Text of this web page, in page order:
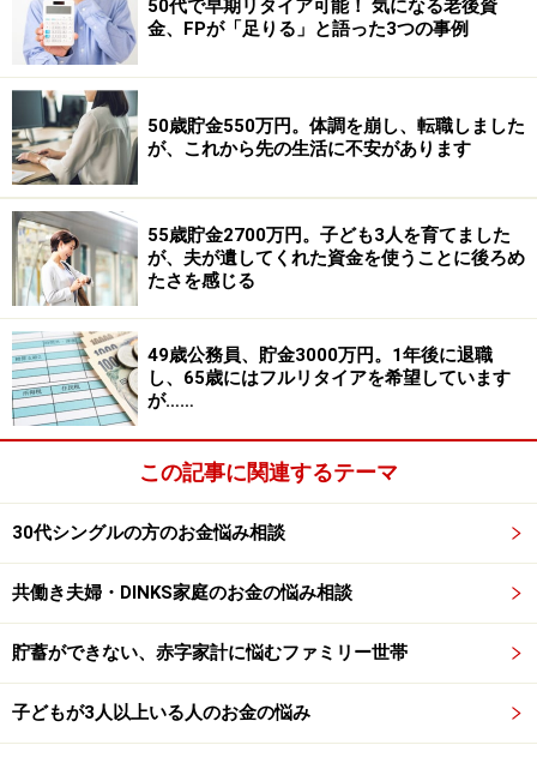
で勤めております。おそらく税込み年収500万円ぐらい
だと思います。現役時代は年収1500万円ぐらいだったと
思います。
私は専門職で、固定で毎月税込み30万円とインセンティ
ブが入りますので変動は激しいですが、だいたい手取り
30万～80万円ぐらい、税込み年収にしますと950万円か
ら1000万円だと思います。定年は65歳です。70歳ぐらい
まで延長可能です。退職金は不明ですがあるとは思いま
す。
ここからが相談の本題です。
私はもともと身体が丈夫でなく、若いときから病気がち
ではありましたが、仕事は頑張って続けてまいりまし
た。昨年進行性の難病になってしまいました。現在は月
に一度、3日～1週間入院して治療を受けておりますが、
治る病気ではありません。この治療がいつまで続くかは
不明です。そんなには長生きできない病気だとは思いま
す。
退職してゆっくり静養するべきだとは思いますが、何年
生きられるかわからないとはいえ、この蓄えで老後一人
50代で早期リタイア可能！ 気になる老後資
金、FPが「足りる」と語った3つの事例
50歳貯金550万円。体調を崩し、転職しました
が、これから先の生活に不安があります
55歳貯金2700万円。子ども3人を育てました
が、夫が遺してくれた資金を使うことに後ろめ
たさを感じる
49歳公務員、貯金3000万円。1年後に退職
し、65歳にはフルリタイアを希望しています
が……
この記事に関連するテーマ
30代シングルの方のお金悩み相談
共働き夫婦・DINKS家庭のお金の悩み相談
貯蓄ができない、赤字家計に悩むファミリー世帯
子どもが3人以上いる人のお金の悩み